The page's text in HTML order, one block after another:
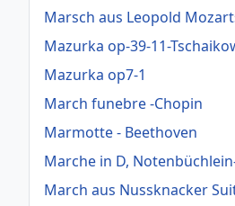
Marsch aus Leopold
Mazurka op-39-11-
Mazurka op7-1
March funebre -Chopin
Marmotte - Beethoven
Marche in D,
March aus Nussknacker